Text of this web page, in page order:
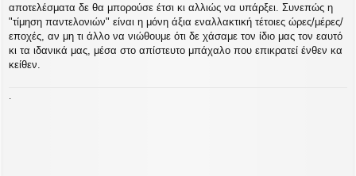
αποτελέσματα δε θα μπορούσε έτσι κι αλλιώς να υπάρξει. Συνεπώς η
"τίμηση παντελονιών" είναι η μόνη άξια εναλλακτική τέτοιες ώρες/μέρες/
εποχές, αν μη τι άλλο να νιώθουμε ότι δε χάσαμε τον ίδιο μας τον εαυτό
κι τα ιδανικά μας, μέσα στο απίστευτο μπάχαλο που επικρατεί ένθεν κα
κείθεν.
.